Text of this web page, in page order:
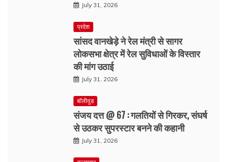
July 31, 2026
प्रदेश
सांसद वानखेड़े ने रेल मंत्री से सागर
लोकसभा क्षेत्र में रेल सुविधाओं के विस्तार
की मांग उठाई
July 31, 2026
बॉलीवुड
संजय दत्त @ 67 : गलतियों से गिरकर, संघर्ष
से उठकर सुपरस्टार बनने की कहानी
July 31, 2026